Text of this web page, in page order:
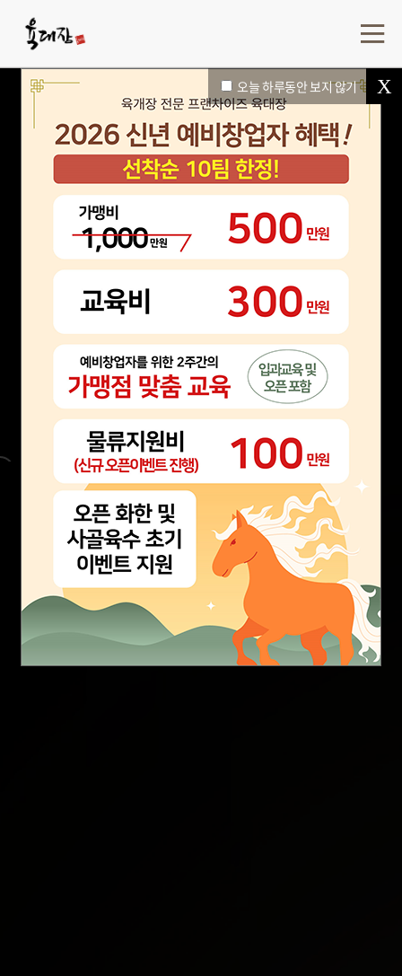
오늘 하루동안 보지 않기 X
오늘 하루동안 보지 않기 X
한식프랜차이즈의 자존심, 육대장
"전통을 잇고 미래를 여는 한식의 대표 장수브랜드.
365일 언제나 남녀노소모두가 사랑하는
건강하고 행복한 맛" 우리는 육대장입니다.